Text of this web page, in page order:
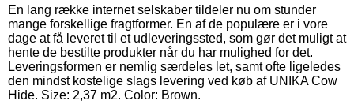
En lang række internet selskaber tildeler nu om stunder
mange forskellige fragtformer. En af de populære er i vore
dage at få leveret til et udleveringssted, som gør det muligt at
hente de bestilte produkter når du har mulighed for det.
Leveringsformen er nemlig særdeles let, samt ofte ligeledes
den mindst kostelige slags levering ved køb af UNIKA Cow
Hide. Size: 2,37 m2. Color: Brown.